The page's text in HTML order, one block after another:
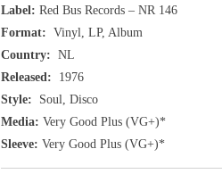
Label: Red Bus Records ‎– NR 146
Format: Vinyl, LP, Album
Country: NL
Released: 1976
Style: Soul, Disco
Media: Very Good Plus (VG+)*
Sleeve: Very Good Plus (VG+)*